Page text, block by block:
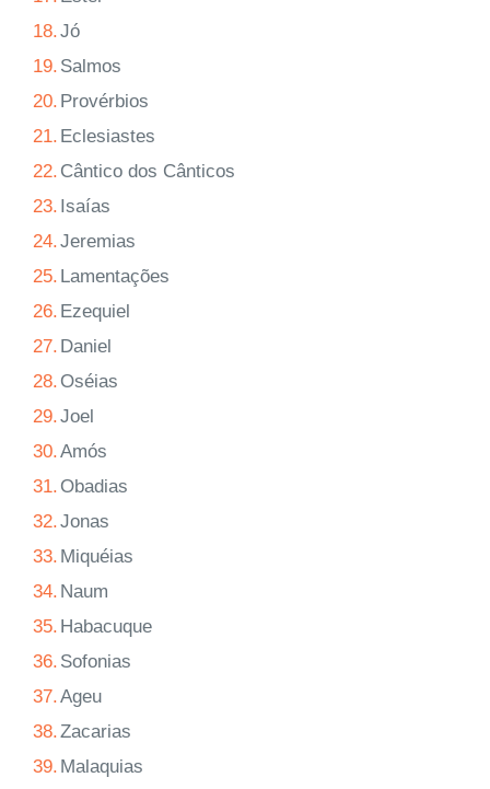
18.Jó
19. Salmos
20. Provérbios
21. Eclesiastes
22. Cântico dos Cânticos
23. Isaías
24.Jeremias
25. Lamentações
26. Ezequiel
27. Daniel
28. Oséias
29.Joel
30.Amós
31. Obadias
32.Jonas
33. Miquéias
34. Naum
35. Habacuque
36. Sofonias
37.Ageu
38.Zacarias
39. Malaquias